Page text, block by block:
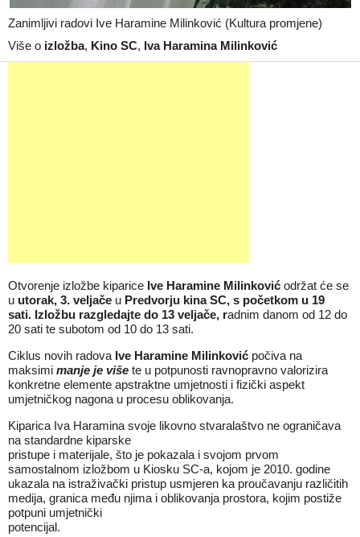
Zanimljivi radovi Ive Haramine Milinković (Kultura promjene)
Više o izložba, Kino SC, Iva Haramina Milinković
Otvorenje izložbe kiparice Ive Haramine Milinković održat će se
u utorak, 3. veljače u Predvorju kina SC, s početkom u 19
sati. Izložbu razgledajte do 13 veljače, radnim danom od 12 do
20 sati te subotom od 10 do 13 sati.
Ciklus novih radova Ive Haramine Milinković počiva na
maksimi manje je više te u potpunosti ravnopravno valorizira
konkretne elemente apstraktne umjetnosti i fizički aspekt
umjetničkog nagona u procesu oblikovanja.
Kiparica Iva Haramina svoje likovno stvaralaštvo ne ograničava
na standardne kiparske
pristupe i materijale, što je pokazala i svojom prvom
samostalnom izložbom u Kiosku SC-a, kojom je 2010. godine
ukazala na istraživački pristup usmjeren ka proučavanju različitih
medija, granica među njima i oblikovanja prostora, kojim postiže
potpuni umjetnički
potencijal.